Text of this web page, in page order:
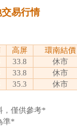
易行情
高屏 環南結價
33.8
休市
33.8
休市
35.3
休市
，僅供參考*
準*